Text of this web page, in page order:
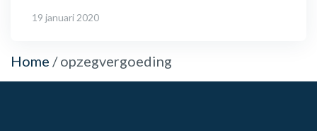
19 januari 2020
Home /opzegvergoeding